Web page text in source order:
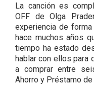
La canción es
OFF de Olga
experiencia de
hace muchos años
tiempo ha estado
hablar con ellos para
a comprar entre
Ahorro y Préstamo de